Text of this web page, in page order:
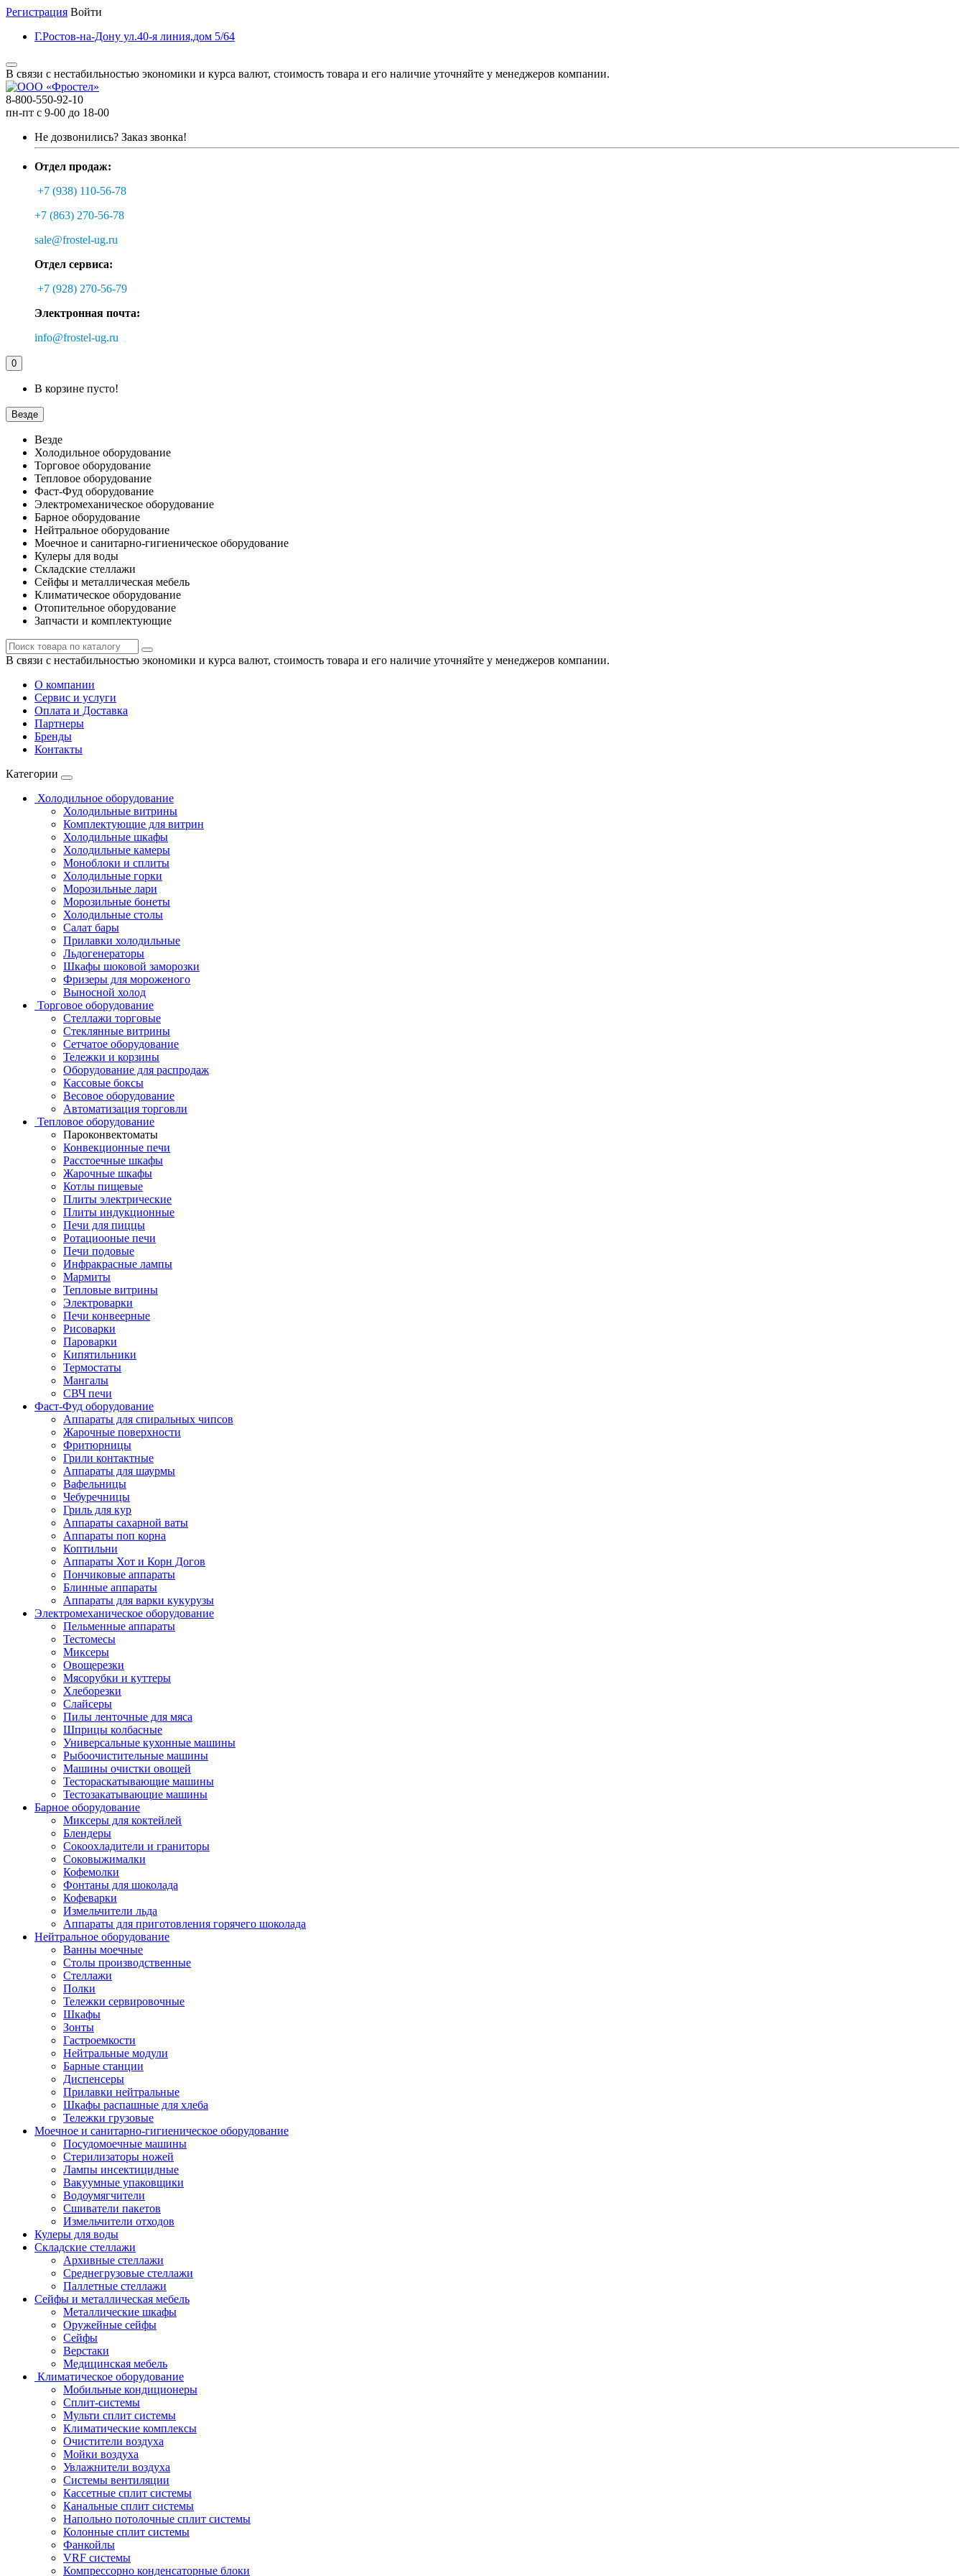
Регистрация Войти
Г.Ростов-на-Дону ул.40-я линия,дом 5/64
В связи с нестабильностью экономики и курса валют, стоимость товара и его наличие уточняйте у менеджеров компании.
8-800-550-92-10
пн-пт с 9-00 до 18-00
Не дозвонились? Заказ звонка!
Отдел продаж:
+7 (938) 110-56-78
+7 (863) 270-56-78
sale@frostel-ug.ru
Отдел сервиса:
+7 (928) 270-56-79
Электронная почта:
info@frostel-ug.ru
0
В корзине пусто!
Везде
Везде
Холодильное оборудование
Торговое оборудование
Тепловое оборудование
Фаст-Фуд оборудование
Электромеханическое оборудование
Барное оборудование
Нейтральное оборудование
Моечное и санитарно-гигиеническое оборудование
Кулеры для воды
Складские стеллажи
Сейфы и металлическая мебель
Климатическое оборудование
Отопительное оборудование
Запчасти и комплектующие
В связи с нестабильностью экономики и курса валют, стоимость товара и его наличие уточняйте у менеджеров компании.
О компании
Сервис и услуги
Оплата и Доставка
Партнеры
Бренды
Контакты
Категории
Холодильное оборудование
Холодильные витрины
Комплектующие для витрин
Холодильные шкафы
Холодильные камеры
Моноблоки и сплиты
Холодильные горки
Морозильные лари
Морозильные бонеты
Холодильные столы
Салат бары
Прилавки холодильные
Льдогенераторы
Шкафы шоковой заморозки
Фризеры для мороженого
Выносной холод
Торговое оборудование
Стеллажи торговые
Стеклянные витрины
Сетчатое оборудование
Тележки и корзины
Оборудование для распродаж
Кассовые боксы
Весовое оборудование
Автоматизация торговли
Тепловое оборудование
Пароконвектоматы
Конвекционные печи
Расстоечные шкафы
Жарочные шкафы
Котлы пищевые
Плиты электрические
Плиты индукционные
Печи для пиццы
Ротациооные печи
Печи подовые
Инфракрасные лампы
Мармиты
Тепловые витрины
Электроварки
Печи конвеерные
Рисоварки
Пароварки
Кипятильники
Термостаты
Мангалы
СВЧ печи
Фаст-Фуд оборудование
Аппараты для спиральных чипсов
Жарочные поверхности
Фритюрницы
Грили контактные
Аппараты для шаурмы
Вафельницы
Чебуречницы
Гриль для кур
Аппараты сахарной ваты
Аппараты поп корна
Коптильни
Аппараты Хот и Корн Догов
Пончиковые аппараты
Блинные аппараты
Аппараты для варки кукурузы
Электромеханическое оборудование
Пельменные аппараты
Тестомесы
Миксеры
Овощерезки
Мясорубки и куттеры
Хлеборезки
Слайсеры
Пилы ленточные для мяса
Шприцы колбасные
Универсальные кухонные машины
Рыбоочистительные машины
Машины очистки овощей
Тестораскатывающие машины
Тестозакатывающие машины
Барное оборудование
Миксеры для коктейлей
Блендеры
Сокоохладители и граниторы
Соковыжималки
Кофемолки
Фонтаны для шоколада
Кофеварки
Измельчители льда
Аппараты для приготовления горячего шоколада
Нейтральное оборудование
Ванны моечные
Столы производственные
Стеллажи
Полки
Тележки сервировочные
Шкафы
Зонты
Гастроемкости
Нейтральные модули
Барные станции
Диспенсеры
Прилавки нейтральные
Шкафы распашные для хлеба
Тележки грузовые
Моечное и санитарно-гигиеническое оборудование
Посудомоечные машины
Стерилизаторы ножей
Лампы инсектицидные
Вакуумные упаковщики
Водоумягчители
Сшиватели пакетов
Измельчители отходов
Кулеры для воды
Складские стеллажи
Архивные стеллажи
Среднегрузовые стеллажи
Паллетные стеллажи
Сейфы и металлическая мебель
Металлические шкафы
Оружейные сейфы
Сейфы
Верстаки
Медицинская мебель
Климатическое оборудование
Мобильные кондиционеры
Сплит-системы
Мульти сплит системы
Климатические комплексы
Очистители воздуха
Мойки воздуха
Увлажнители воздуха
Системы вентиляции
Кассетные сплит системы
Канальные сплит системы
Напольно потолочные сплит системы
Колонные сплит системы
Фанкойлы
VRF системы
Компрессорно конденсаторные блоки